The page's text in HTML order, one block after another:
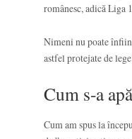
românesc, adică Liga
Nimeni nu poate
astfel protejate de
Cum s-a
Cum am spus la